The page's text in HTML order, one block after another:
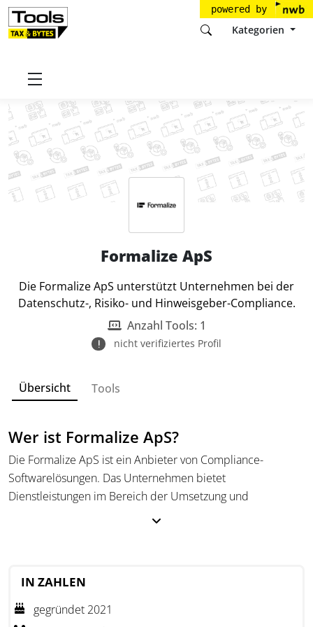
powered by
Kategorien
Startseite
Formalize ApS
Die Formalize ApS unterstützt Unternehmen bei der
Datenschutz-, Risiko- und Hinweisgeber-Compliance.
Anzahl Tools: 1
nicht verifiziertes Profil
Übersicht Tools
Wer ist Formalize ApS?
Die Formalize ApS ist ein Anbieter von Compliance-
Softwarelösungen. Das Unternehmen bietet
Dienstleistungen im Bereich der Umsetzung und
(GDPR), IT-Sicherheit (NIS2) und
Informationssicherheitsstandards (ISO27001, SOC2). Die
Whistleblower-Software by Formalize ermöglicht zusätzlich
IN ZAHLEN
gegründet 2021